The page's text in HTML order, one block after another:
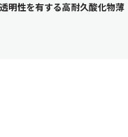
明性を有する高耐久酸化物薄